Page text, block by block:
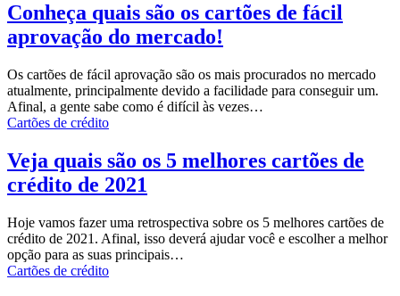
Conheça quais são os cartões de fácil
aprovação do mercado!
Os cartões de fácil aprovação são os mais procurados no mercado
atualmente, principalmente devido a facilidade para conseguir um.
Afinal, a gente sabe como é difícil às vezes…
Cartões de crédito
Veja quais são os 5 melhores cartões de
crédito de 2021
Hoje vamos fazer uma retrospectiva sobre os 5 melhores cartões de
crédito de 2021. Afinal, isso deverá ajudar você e escolher a melhor
opção para as suas principais…
Cartões de crédito